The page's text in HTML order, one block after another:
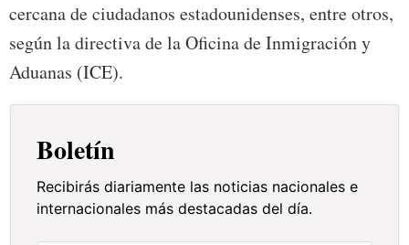
cercana de ciudadanos estadounidenses, entre otros,
según la directiva de la Oficina de Inmigración y
Aduanas (ICE).
Boletín
Recibirás diariamente las noticias nacionales e
internacionales más destacadas del día.